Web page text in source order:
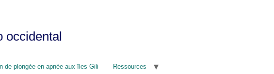
occidental
de plongée en apnée aux îles Gili
Ressources